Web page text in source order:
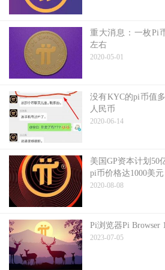
重大消息：一枚Pi
左右
2020-05-01
没有KYC的pi币值
人民币
2020-06-14
美国GP资本计划50
pi币价格达1000美元
2020-08-08
Pi浏览器Pi Browser
2023-07-05